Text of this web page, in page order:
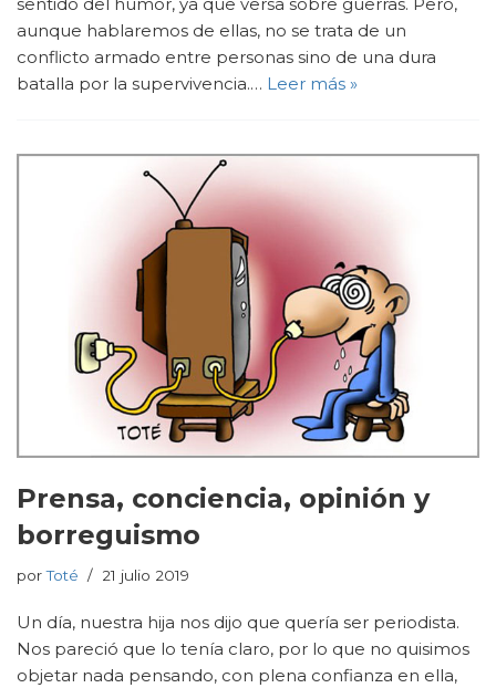
aunque hablaremos de ellas, no se trata de un
conflicto armado entre personas sino de una dura
batalla por la supervivencia.… Leer más »
Prensa, conciencia, opinión y
borreguismo
porToté 21 julio 2019
Un día, nuestra hija nos dijo que quería ser periodista.
Nos pareció que lo tenía claro, por lo que no quisimos
objetar nada pensando, con plena confianza en ella,